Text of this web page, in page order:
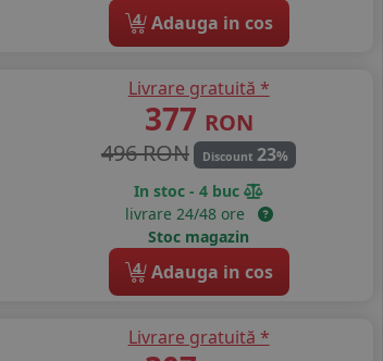
4 Adauga in cos
Livrare gratuită *
377 RON
496 RON
Discount 23%
In stoc - 4 buc
livrare 24/48 ore
Stoc magazin
4 Adauga in cos
Livrare gratuită *